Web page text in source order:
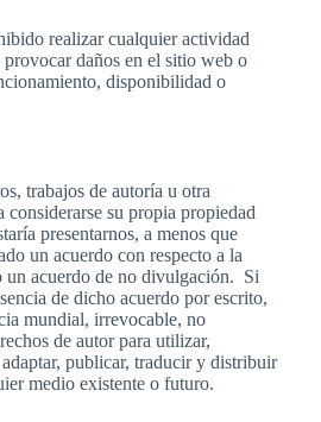
realizar cualquier actividad
daños en el sitio web o
disponibilidad o
trabajos de autoría u otra
su propia propiedad
presentarnos, a menos que
un acuerdo con respecto a la
un acuerdo de no divulgación. Si
de dicho acuerdo por escrito,
mundial, irrevocable, no
de autor para utilizar,
publicar, traducir y distribuir
medio existente o futuro.